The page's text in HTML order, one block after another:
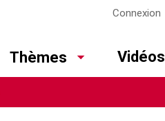
Connexion
Thèmes Vidéos